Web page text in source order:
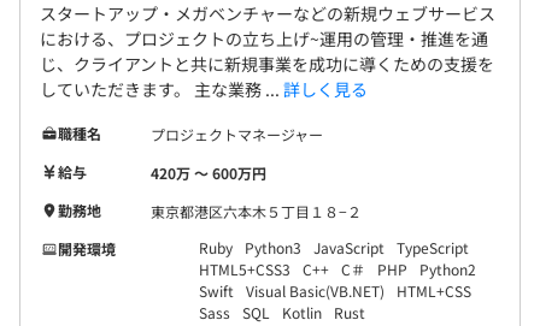
スタートアップ・メガベンチャーなどの新規ウェブサービス
における、プロジェクトの立ち上げ~運用の管理・推進を通
じ、クライアントと共に新規事業を成功に導くための支援を
していただきます。 主な業務 ... 詳しく見る
職種名
プロジェクトマネージャー
給与
420万 〜 600万円
勤務地
東京都港区六本木５丁目１８−２
開発環境
Ruby Python3 JavaScript
TypeScript
HTML5+CSS3
C++ C＃ PHP
Python2
Swift
Visual Basic(VB.NET)
HTML+CSS
Sass SQL Kotlin
Rust